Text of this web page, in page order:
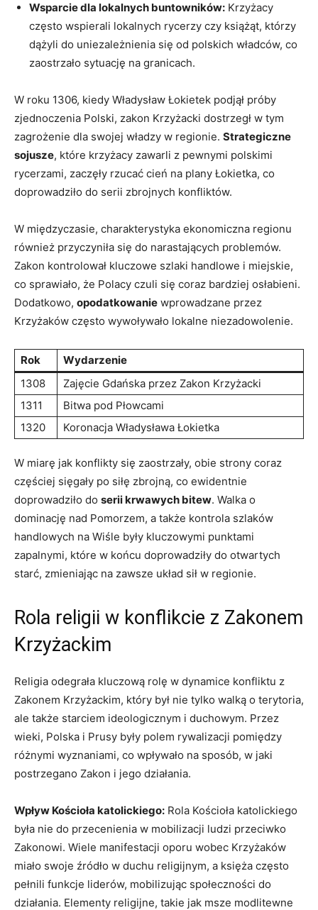
Wsparcie dla lokalnych buntowników: Krzyżacy
często wspierali lokalnych rycerzy czy książąt, którzy
dążyli do uniezależnienia się od polskich władców, co
zaostrzało sytuację na granicach.
W roku 1306, kiedy Władysław Łokietek podjął próby
zjednoczenia Polski, zakon Krzyżacki dostrzegł w tym
zagrożenie dla swojej władzy w regionie. Strategiczne
sojusze, które krzyżacy zawarli z pewnymi polskimi
rycerzami, zaczęły rzucać cień na plany Łokietka, co
doprowadziło do serii zbrojnych konfliktów.
W międzyczasie, charakterystyka ekonomiczna regionu
również przyczyniła się do narastających problemów.
Zakon kontrolował kluczowe szlaki handlowe i miejskie,
co sprawiało, że Polacy czuli się coraz bardziej osłabieni.
Dodatkowo, opodatkowanie wprowadzane przez
Krzyżaków często wywoływało lokalne niezadowolenie.
Rok
Wydarzenie
1308
Zajęcie Gdańska przez Zakon Krzyżacki
1311
Bitwa pod Płowcami
1320
Koronacja Władysława Łokietka
W miarę jak konflikty się zaostrzały, obie strony coraz
częściej sięgały po siłę zbrojną, co ewidentnie
doprowadziło do serii krwawych bitew. Walka o
dominację nad Pomorzem, a także kontrola szlaków
handlowych na Wiśle były kluczowymi punktami
zapalnymi, które w końcu doprowadziły do otwartych
starć, zmieniając na zawsze układ sił w regionie.
Rola religii w konflikcie z Zakonem
Krzyżackim
Religia odegrała kluczową rolę w dynamice konfliktu z
Zakonem Krzyżackim, który był nie tylko walką o terytoria,
ale także starciem ideologicznym i duchowym. Przez
wieki, Polska i Prusy były polem rywalizacji pomiędzy
różnymi wyznaniami, co wpływało na sposób, w jaki
postrzegano Zakon i jego działania.
Wpływ Kościoła katolickiego: Rola Kościoła katolickiego
była nie do przecenienia w mobilizacji ludzi przeciwko
Zakonowi. Wiele manifestacji oporu wobec Krzyżaków
miało swoje źródło w duchu religijnym, a księża często
pełnili funkcje liderów, mobilizując społeczności do
działania. Elementy religijne, takie jak msze modlitewne